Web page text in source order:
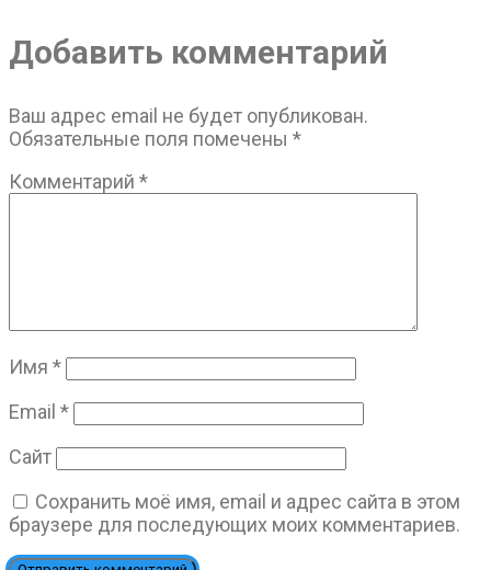
Добавить комментарий
Ваш адрес email не будет опубликован.
Обязательные поля помечены *
Комментарий *
Имя *
Email *
Сайт
Сохранить моё имя, email и адрес сайта в этом
браузере для последующих моих комментариев.